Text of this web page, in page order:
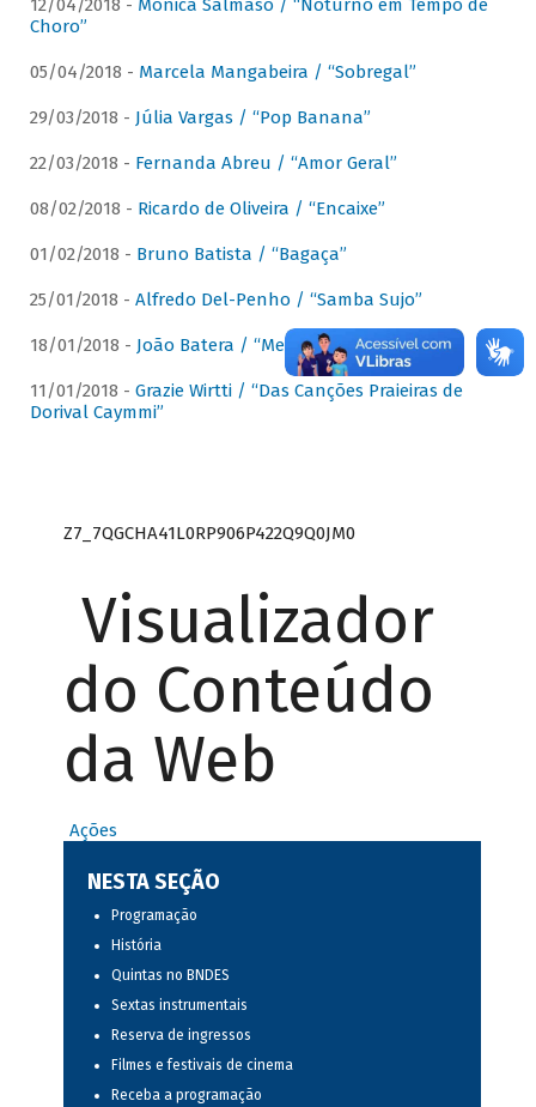
12/04/2018 - Mônica Salmaso / “Noturno em Tempo de
Choro”
05/04/2018 - Marcela Mangabeira / “Sobregal”
29/03/2018 - Júlia Vargas / “Pop Banana”
22/03/2018 - Fernanda Abreu / “Amor Geral”
08/02/2018 - Ricardo de Oliveira / “Encaixe”
01/02/2018 - Bruno Batista / “Bagaça”
25/01/2018 - Alfredo Del-Penho / “Samba Sujo”
18/01/2018 - João Batera / “Meu Pandeiro”
11/01/2018 - Grazie Wirtti / “Das Canções Praieiras de
Dorival Caymmi”
Z7_7QGCHA41L0RP906P422Q9Q0JM0
Visualizador
do Conteúdo
da Web
Ações
NESTA SEÇÃO
Programação
História
Quintas no BNDES
Sextas instrumentais
Reserva de ingressos
Filmes e festivais de cinema
Receba a programação